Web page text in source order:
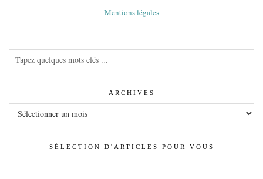
Mentions légales
ARCHIVES
SÉLECTION D'ARTICLES POUR VOUS